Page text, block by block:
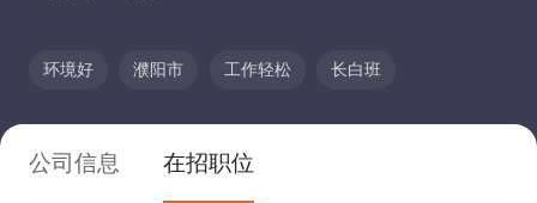
环境好 濮阳市 工作轻松 长白班
公司信息 在招职位